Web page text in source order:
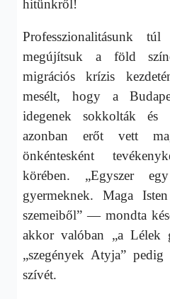
hitünkről!
Professzionalitásunk
megújítsuk a föld
migrációs krízis
mesélt, hogy a
idegenek sokkolták és
azonban erőt vett
önkéntesként
körében. „Egyszer
gyermeknek. Maga
szemeiből” — mondta
akkor valóban „a
„szegények Atyja”
szívét.